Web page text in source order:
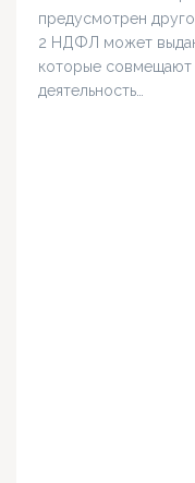
предусмотрен
2 НДФЛ может
которые
деятельность…